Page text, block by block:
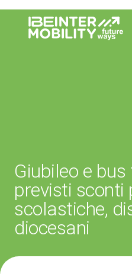
Blog
Eventi
Media
Giubileo e
previsti sconti
scolastiche,
diocesani